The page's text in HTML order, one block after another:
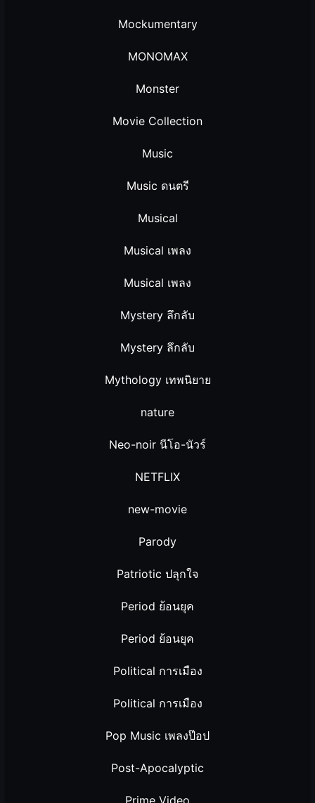
Mockumentary
MONOMAX
Monster
Movie Collection
Music
Music ดนตรี
Musical
Musical เพลง
Musical เพลง
Mystery ลึกลับ
Mystery ลึกลับ
Mythology เทพนิยาย
nature
Neo-noir นีโอ-นัวร์
NETFLIX
new-movie
Parody
Patriotic ปลุกใจ
Period ย้อนยุค
Period ย้อนยุค
Political การเมือง
Political การเมือง
Pop Music เพลงป๊อป
Post-Apocalyptic
Prime Video